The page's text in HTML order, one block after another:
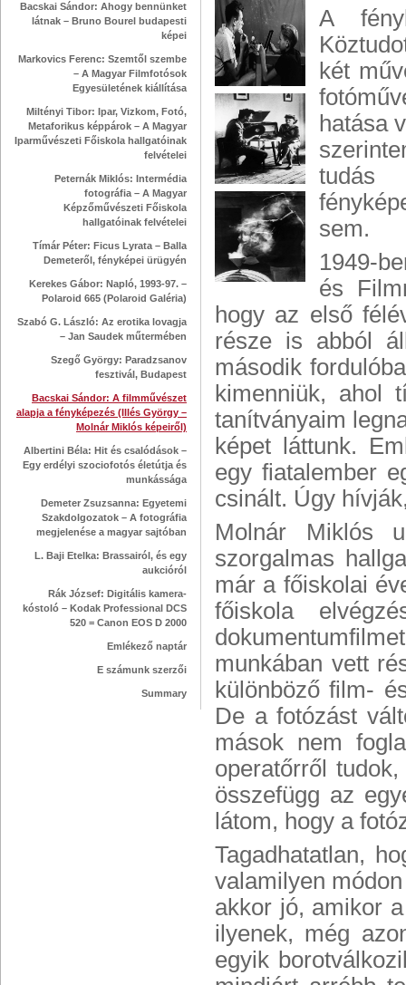
Bacskai Sándor: Ahogy bennünket
látnak – Bruno Bourel budapesti
képei
Markovics Ferenc: Szemtől szembe
– A Magyar Filmfotósok
Egyesületének kiállítása
Miltényi Tibor: Ipar, Vizkom, Fotó,
Metaforikus képpárok – A Magyar
Iparművészeti Főiskola hallgatóinak
felvételei
Peternák Miklós: Intermédia
fotográfia – A Magyar
Képzőművészeti Főiskola
hallgatóinak felvételei
Tímár Péter: Ficus Lyrata – Balla
Demeteről, fényképei ürügyén
Kerekes Gábor: Napló, 1993-97. –
Polaroid 665 (Polaroid Galéria)
Szabó G. László: Az erotika lovagja
– Jan Saudek műtermében
Szegő György: Paradzsanov
fesztivál, Budapest
Bacskai Sándor: A filmművészet
alapja a fényképezés (Illés György –
Molnár Miklós képeiről)
Albertini Béla: Hit és csalódások –
Egy erdélyi szociofotós életútja és
munkássága
Demeter Zsuzsanna: Egyetemi
Szakdolgozatok – A fotográfia
megjelenése a magyar sajtóban
L. Baji Etelka: Brassairól, és egy
aukcióról
Rák József: Digitális kamera-
kóstoló – Kodak Professional DCS
520 = Canon EOS D 2000
Emlékező naptár
E számunk szerzői
Summary
A
két
hatása
tudás
sem.
1949-
és
hogy az első
része is abból
második
kimenniük, ahol
tanítványaim
képet láttunk.
egy fiatalember
csinált. Úgy
Molnár Miklós
szorgalmas
már a főiskolai
főiskola
munkában vett
különböző film-
De a fotózást
mások nem
operatőrről
összefügg az
látom, hogy a
Tagadhatatlan,
valamilyen
akkor jó, amikor
ilyenek, még
egyik